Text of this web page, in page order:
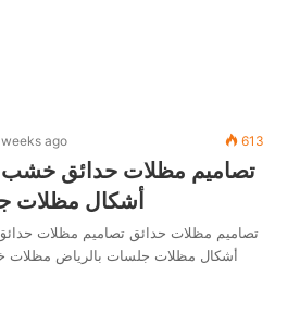
ago 613
تصاميم مظلات حدائق
أشكال مظلات
تصاميم مظلات حدائق تصاميم مظلات
أشكال مظلات جلسات بالرياض مظلات